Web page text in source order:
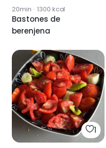
20min · 1300 kcal
Bastones de
berenjena
1